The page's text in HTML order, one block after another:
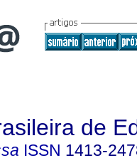
de
ISSN 1413-